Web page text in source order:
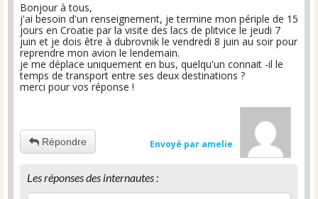
Bonjour à tous,
j'ai besoin d'un renseignement, je termine mon périple de 15
jours en Croatie par la visite des lacs de plitvice le jeudi 7
juin et je dois être à dubrovnik le vendredi 8 juin au soir pour
reprendre mon avion le lendemain.
je me déplace uniquement en bus, quelqu'un connait -il le
temps de transport entre ses deux destinations ?
merci pour vos réponse !
Envoyé par amelie
Répondre
Les réponses des internautes :